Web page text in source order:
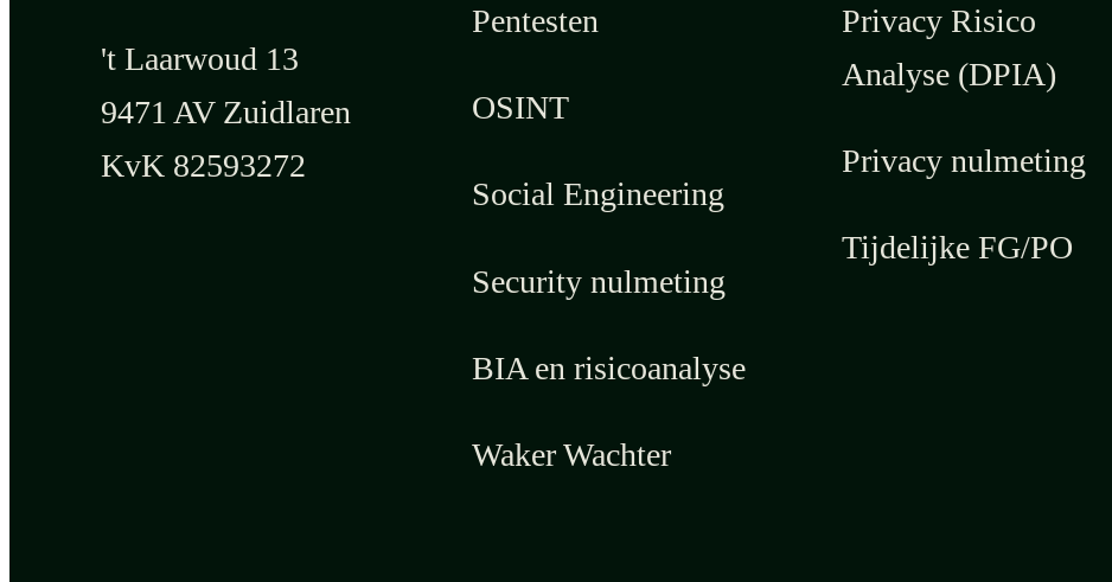
't Laarwoud 13
9471 AV Zuidlaren
KvK 82593272
Pentesten
OSINT
Social Engineering
Security nulmeting
BIA en risicoanalyse
Waker Wachter
Privacy Risico
Analyse (DPIA)
Privacy nulmeting
Tijdelijke FG/PO